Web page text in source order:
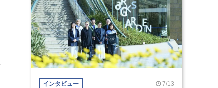
インタビュー 7/13